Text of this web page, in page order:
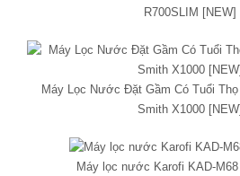
R700SLIM [NEW]
Máy Lọc Nước Đặt Gầm Có Tuổi
Smith X1000 [NEW]
Máy lọc nước Karofi KAD-M68